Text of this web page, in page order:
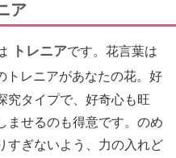
ア
トレニアです。花言葉は
トレニアがあなたの花。好
究タイプで、好奇心も旺
ませるのも得意です。のめ
すぎないよう、力の入れど